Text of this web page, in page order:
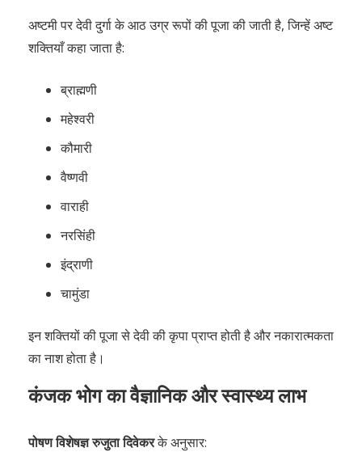
अष्टमी पर देवी दुर्गा के आठ उग्र रूपों की पूजा की जाती है, जिन्हें अष्ट
शक्तियाँ कहा जाता है:
ब्राह्मणी
महेश्वरी
कौमारी
वैष्णवी
वाराही
नरसिंही
इंद्राणी
चामुंडा
इन शक्तियों की पूजा से देवी की कृपा प्राप्त होती है और नकारात्मकता
का नाश होता है।
कंजक भोग का वैज्ञानिक और स्वास्थ्य लाभ
पोषण विशेषज्ञ रुजुता दिवेकरके अनुसार: